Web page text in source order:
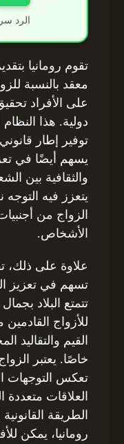
الرد
تقوم رومانيا
معقد بالنسبة
على الأفراد
دولية. هذا
توفير إطار
يسهم أيضًا في
والثقافية بين
يتعزز فيه التوجه
الزواج من
الأشخاص.
علاوة على ذلك،
تسهم في تعزيز
تتمتع البلاد
للأزواج
القيم والتقاليد
خاصًا. يعتبر
تعكس التوجهات
العلاقات
الطريقة
رومانيا، يمكن